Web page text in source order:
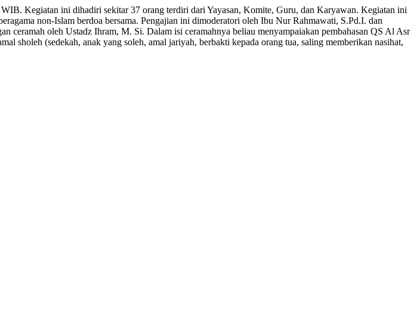
Kegiatan ini dihadiri sekitar 37 orang terdiri dari Yayasan, Komite, Guru, dan Karyawan. Kegiatan ini
non-Islam berdoa bersama. Pengajian ini dimoderatori oleh Ibu Nur Rahmawati, S.Pd.I. dan
ceramah oleh Ustadz Ihram, M. Si. Dalam isi ceramahnya beliau menyampaiakan pembahasan QS Al Asr
sholeh (sedekah, anak yang soleh, amal jariyah, berbakti kepada orang tua, saling memberikan nasihat,